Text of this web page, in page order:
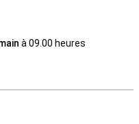
à 09.00 heures